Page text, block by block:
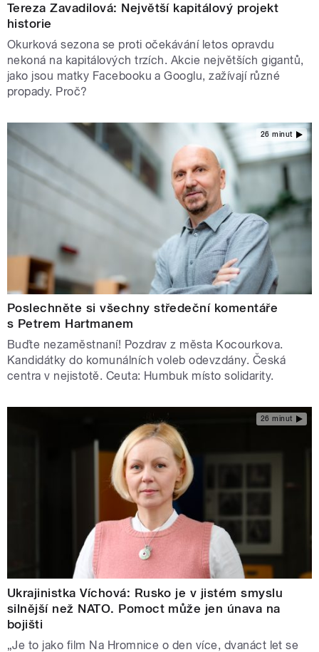
Tereza Zavadilová: Největší kapitálový projekt
historie
Okurková sezona se proti očekávání letos opravdu
nekoná na kapitálových trzích. Akcie největších gigantů,
jako jsou matky Facebooku a Googlu, zažívají různé
propady. Proč?
26 minut
Poslechněte si všechny středeční komentáře
s Petrem Hartmanem
Buďte nezaměstnaní! Pozdrav z města Kocourkova.
Kandidátky do komunálních voleb odevzdány. Česká
centra v nejistotě. Ceuta: Humbuk místo solidarity.
26 minut
Ukrajinistka Víchová: Rusko je v jistém smyslu
silnější než NATO. Pomoct může jen únava na
bojišti
„Je to jako film Na Hromnice o den více, dvanáct let se